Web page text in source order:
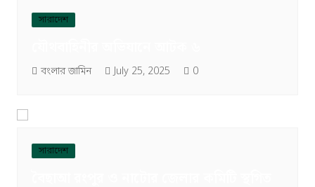
সারাদেশ
বংলার জামিন July 25, 2025 0
সারাদেশ